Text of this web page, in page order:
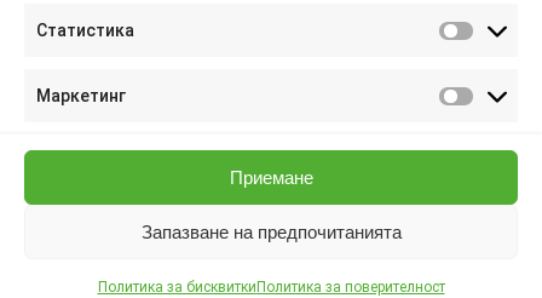
Статистика
Маркетинг
Приемане
Запазване на предпочитанията
Политика за бисквитки Политика за поверителност
088 586 6655
Designed by Mediq Design